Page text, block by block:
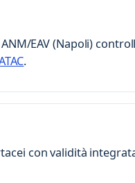
ANM/EAV (Napoli)
.
con validità